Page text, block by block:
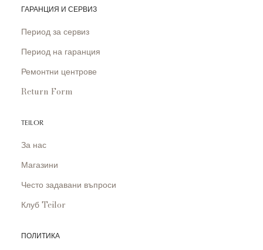
ГАРАНЦИЯ И СЕРВИЗ
Период за сервиз
Период на гаранция
Ремонтни центрове
Return Form
TEILOR
За нас
Магазини
Често задавани въпроси
Клуб Teilor
ПОЛИТИКА